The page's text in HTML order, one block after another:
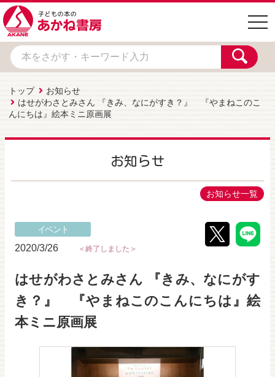
トップ
お知らせ
はせがわさとみさん 『きみ、なにがすき？』 『やまねこのこ
んにちは』絵本ミニ原画展
お知らせ
お知らせ一覧
イベント
2020/3/26 ＜終了しました＞
はせがわさとみさん 『きみ、なにがす
き？』 『やまねこのこんにちは』絵
本ミニ原画展